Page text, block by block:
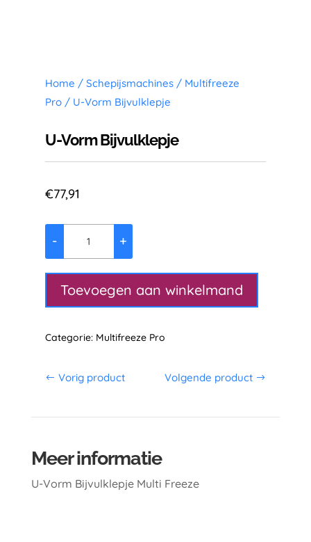
Home / Schepijsmachines/ Multifreeze
Pro/ U-Vorm Bijvulklepje
U-Vorm Bijvulklepje
€77,91
Bijvulklepje
aantal
- +
Toevoegen aan winkelmand
Categorie: Multifreeze Pro
Vorig product Volgende product
Meer informatie
U-Vorm Bijvulklepje Multi Freeze